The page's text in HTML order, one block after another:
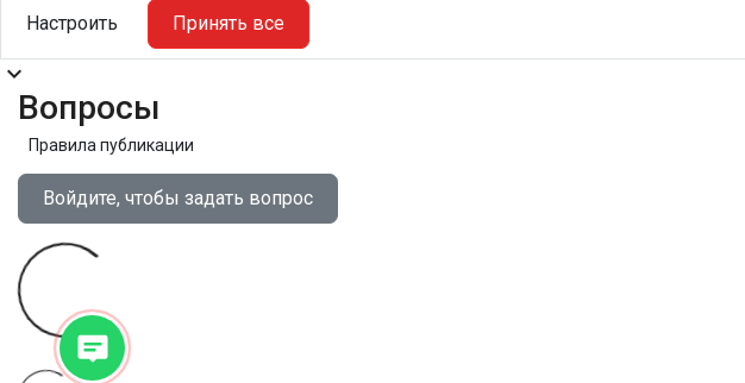
Настроить
Принять все
expand_more
Вопросы
Правила публикации
Войдите, чтобы задать вопрос